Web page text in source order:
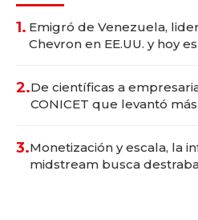
1. Emigró de Venezuela,
Chevron en EE.UU. y hoy
2.De científicas a
CONICET que levantó
3.Monetización y escala, la
midstream busca